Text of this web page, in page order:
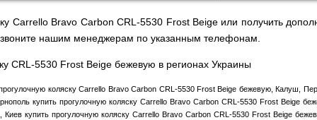
Carrello Bravo Carbon CRL-5530 Frost Beige или получить
нашим менеджерам по указанным телефонам.
CRL-5530 Frost Beige бежевую в регионах Украины
коляску Carrello Bravo Carbon CRL-5530 Frost Beige бежевую, Калуш,
купить прогулочную коляску Carrello Bravo Carbon CRL-5530 Frost Beige
Киев купить прогулочную коляску Carrello Bravo Carbon CRL-5530 Frost Beige